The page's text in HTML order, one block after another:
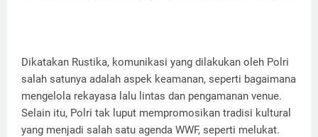
Dikatakan Rustika, komunikasi yang dilakukan oleh Polri
salah satunya adalah aspek keamanan, seperti bagaimana
mengelola rekayasa lalu lintas dan pengamanan venue.
Selain itu, Polri tak luput mempromosikan tradisi kultural
yang menjadi salah satu agenda WWF, seperti melukat.